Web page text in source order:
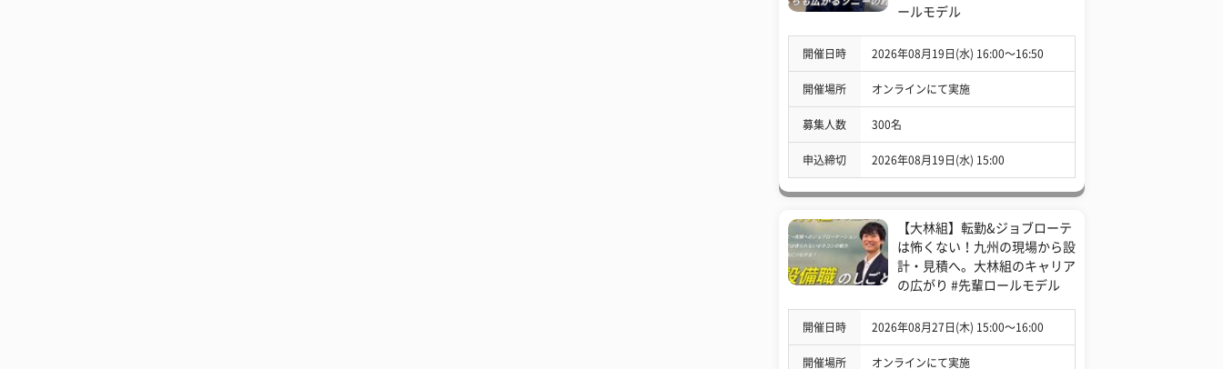
ールモデル
開催日時 2026年08月19日(水) 16:00〜16:50
開催場所 オンラインにて実施
募集人数 300名
申込締切 2026年08月19日(水) 15:00
【大林組】転勤&ジョブローテ
は怖くない！九州の現場から設
計・見積へ。大林組のキャリア
の広がり #先輩ロールモデル
開催日時 2026年08月27日(木) 15:00〜16:00
開催場所 オンラインにて実施